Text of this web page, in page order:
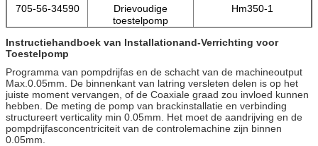
705-56-34590
Drievoudige
toestelpomp
Hm350-1
toestelpomp
toestelpomp
705-95-03020 Dubbele pomp
HD465-0C
705-95-07100
Drievoudige
toestelpomp
HD465-0C
Instructiehandboek van Installationand-Verrichting voor
Toestelpomp
Programma van pompdrijfas en de schacht van de machineoutput
Max.0.05mm. De binnenkant van latring versleten delen is op het
juiste moment vervangen, of de Coaxiale graad zou invloed kunnen
hebben. De meting de pomp van brackinstallatie en verbinding
structureert verticality min 0.05mm. Het moet de aandrijving en de
pompdrijfasconcentriciteit van de controlemachine zijn binnen
0.05mm.